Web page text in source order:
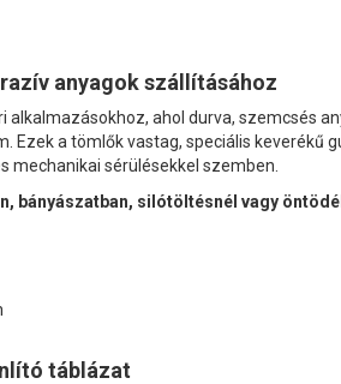
anyagok szállításához
ahol durva, szemcsés
a tömlők vastag, speciális keverékű
mechanikai sérülésekkel szemben.
bányászatban, silótöltésnél vagy
táblázat